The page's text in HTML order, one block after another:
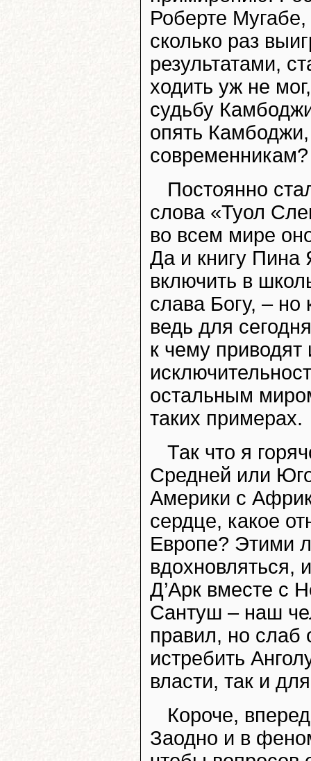
Роберте
сколько раз
результатами,
ходить уж не
судьбу
опять
современникам?
Постоянно
слова «Туол
во всем мире
Да и книгу
включить в
слава Богу, – но
ведь для
к чему
остальным
таких примерах.
Так что я
Средней или
Америки с
сердце, какое
Европе? Этими
вдохновляться,
Д’Арк вместе с
Сантуш – наш
правил, но слаб
истребить
власти, так и
Короче,
Заодно и в